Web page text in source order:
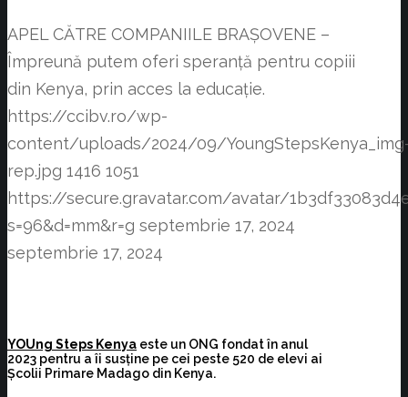
APEL CĂTRE COMPANIILE BRAȘOVENE –
Împreună putem oferi speranță pentru copiii
din Kenya, prin acces la educație.
https://ccibv.ro/wp-
content/uploads/2024/09/
rep.jpg 1416 1051
https://secure.gravatar.com/avatar/
s=96&d=mm&r=g septembrie 17, 2024
septembrie 17, 2024
YOUng Steps Kenya este un ONG fondat în anul
2023 pentru a îi susține pe cei peste 520 de elevi ai
Școlii Primare Madago din Kenya.